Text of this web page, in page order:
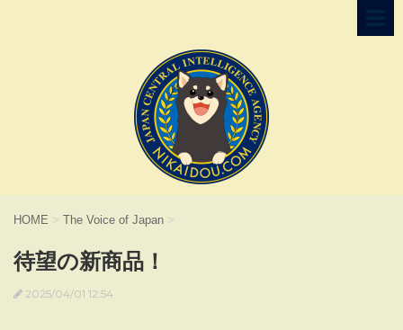
HOME > The Voice of Japan >
待望の新商品！
2025/04/01 12:54